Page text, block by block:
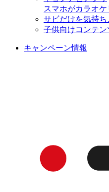
スマホがカラオケ
サビだけを気持ち
子供向けコンテン
キャンペーン情報